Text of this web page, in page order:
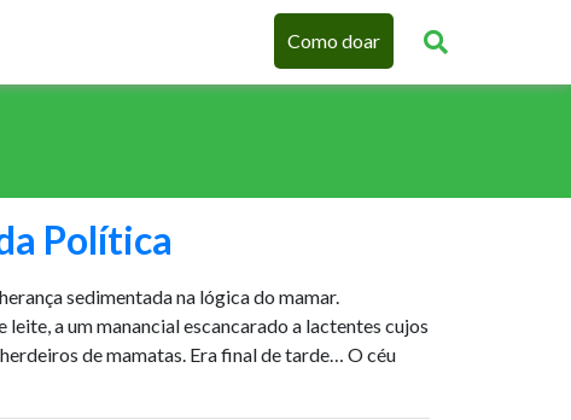
Como doar
Política
sedimentada na lógica do mamar.
leite, a um manancial escancarado a lactentes cujos
de mamatas. Era final de tarde… O céu